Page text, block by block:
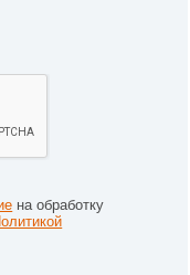
на обработку